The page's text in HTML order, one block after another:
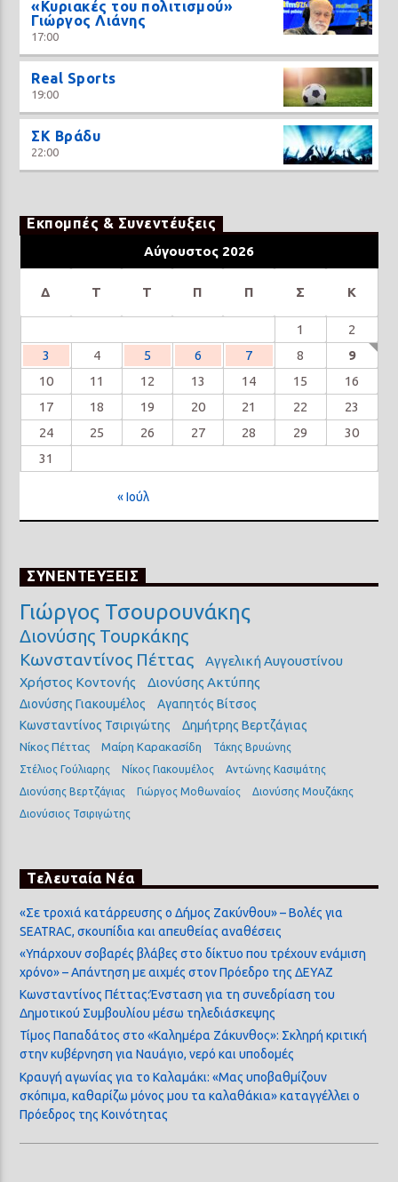
«Κυριακές του πολιτισμού»
Γιώργος Λιάνης
17:00
Real Sports
19:00
ΣΚ Βράδυ
22:00
Εκπομπές & Συνεντέυξεις
Αύγουστος 2026
Δ Τ Τ Π Π Σ Κ
1
2
3
4 5 6 7 8
9
10
11 12 13 14 15
16
17
18 19 20 21 22
23
24
25 26 27 28 29
30
31
« Ιούλ
ΣΥΝΕΝΤΕΥΞΕΙΣ
Γιώργος Τσουρουνάκης
Διονύσης Τουρκάκης
Κωνσταντίνος Πέττας
Αγγελική Αυγουστίνου
Χρήστος Κοντονής
Διονύσης Ακτύπης
Διονύσης Γιακουμέλος
Αγαπητός Βίτσος
Κωνσταντίνος Τσιριγώτης
Δημήτρης Βερτζάγιας
Νίκος Πέττας Μαίρη Καρακασίδη
Τάκης Βρυώνης
Στέλιος Γούλιαρης
Νίκος Γιακουμέλος
Αντώνης Κασιμάτης
Διονύσης Βερτζάγιας
Γιώργος Μοθωναίος
Διονύσης Μουζάκης
Διονύσιος Τσιριγώτης
Τελευταία Νέα
«Σε τροχιά κατάρρευσης ο Δήμος Ζακύνθου» – Βολές για
SEATRAC, σκουπίδια και απευθείας αναθέσεις
«Υπάρχουν σοβαρές βλάβες στο δίκτυο που τρέχουν ενάμιση
χρόνο» – Απάντηση με αιχμές στον Πρόεδρο της ΔΕΥΑΖ
Κωνσταντίνος Πέττας:Ένσταση για τη συνεδρίαση του
Δημοτικού Συμβουλίου μέσω τηλεδιάσκεψης
Τίμος Παπαδάτος στο «Καλημέρα Ζάκυνθος»: Σκληρή κριτική
στην κυβέρνηση για Ναυάγιο, νερό και υποδομές
Κραυγή αγωνίας για το Καλαμάκι: «Μας υποβαθμίζουν
σκόπιμα, καθαρίζω μόνος μου τα καλαθάκια» καταγγέλλει ο
Πρόεδρος της Κοινότητας